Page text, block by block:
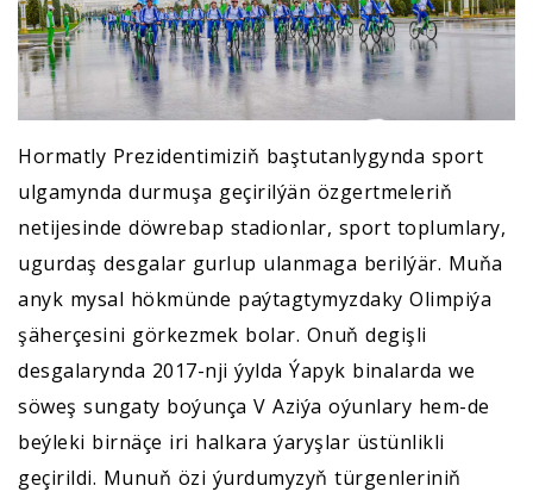
Hormatly Prezidentimiziň baştutanlygynda sport
ulgamynda durmuşa geçirilýän özgertmeleriň
netijesinde döwrebap stadionlar, sport toplumlary,
ugurdaş desgalar gurlup ulanmaga berilýär. Muňa
anyk mysal hökmünde paýtagtymyzdaky Olimpiýa
şäherçesini görkezmek bolar. Onuň degişli
desgalarynda 2017-nji ýylda Ýapyk binalarda we
söweş sungaty boýunça V Aziýa oýunlary hem-de
beýleki birnäçe iri halkara ýaryşlar üstünlikli
geçirildi. Munuň özi ýurdumyzyň türgenleriniň